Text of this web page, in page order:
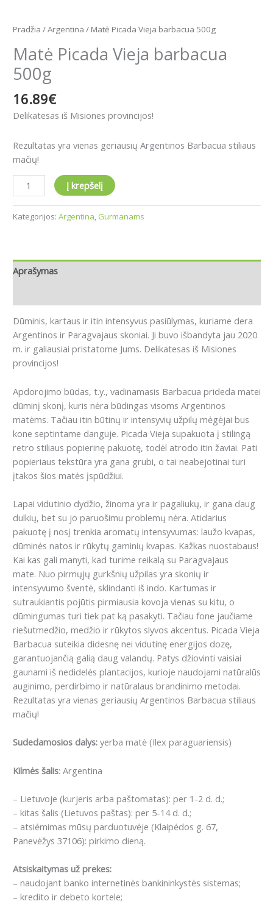
Pradžia /Argentina / Matė Picada Vieja barbacua 500g
Matė Picada Vieja barbacua
500g
16.89€
Delikatesas iš Misiones provincijos!
Rezultatas yra vienas geriausių Argentinos Barbacua stiliaus
mačių!
Į krepšelį
Kategorijos: Argentina, Gurmanams
Aprašymas
Dūminis, kartaus ir itin intensyvus pasiūlymas, kuriame dera
Argentinos ir Paragvajaus skoniai. Ji buvo išbandyta jau 2020
m. ir galiausiai pristatome Jums. Delikatesas iš Misiones
provincijos!
Apdorojimo būdas, t.y., vadinamasis Barbacua prideda matei
dūminį skonį, kuris nėra būdingas visoms Argentinos
matėms. Tačiau itin būtinų ir intensyvių užpilų mėgėjai bus
kone septintame danguje. Picada Vieja supakuota į stilingą
retro stiliaus popierinę pakuotę, todėl atrodo itin žaviai. Pati
popieriaus tekstūra yra gana grubi, o tai neabejotinai turi
įtakos šios matės įspūdžiui.
Lapai vidutinio dydžio, žinoma yra ir pagaliukų, ir gana daug
dulkių, bet su jo paruošimu problemų nėra. Atidarius
pakuotę į nosį trenkia aromatų intensyvumas: laužo kvapas,
dūminės natos ir rūkytų gaminių kvapas. Kažkas nuostabaus!
Kai kas gali manyti, kad turime reikalą su Paragvajaus
mate. Nuo pirmųjų gurkšnių užpilas yra skonių ir
intensyvumo šventė, sklindanti iš indo. Kartumas ir
sutraukiantis pojūtis pirmiausia kovoja vienas su kitu, o
dūmingumas turi tiek pat ką pasakyti. Tačiau fone jaučiame
riešutmedžio, medžio ir rūkytos slyvos akcentus. Picada Vieja
Barbacua suteikia didesnę nei vidutinę energijos dozę,
garantuojančią galią daug valandų. Patys džiovinti vaisiai
gaunami iš nedidelės plantacijos, kurioje naudojami natūralūs
auginimo, perdirbimo ir natūralaus brandinimo metodai.
Rezultatas yra vienas geriausių Argentinos Barbacua stiliaus
mačių!
Sudedamosios dalys: yerba matė (Ilex paraguariensis)
Kilmės šalis: Argentina
– Lietuvoje (kurjeris arba paštomatas): per 1-2 d. d.;
– kitas šalis (Lietuvos paštas): per 5-14 d. d.;
– atsiėmimas mūsų parduotuvėje (Klaipėdos g. 67,
Panevėžys 37106): pirkimo dieną.
Atsiskaitymas už prekes:
– naudojant banko internetinės bankininkystės sistemas;
– kredito ir debeto kortele;